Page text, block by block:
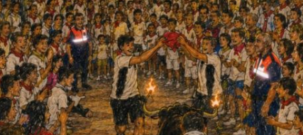
mes de enero.
trató el tema de la Medicina Rural,
expresándole de antemano